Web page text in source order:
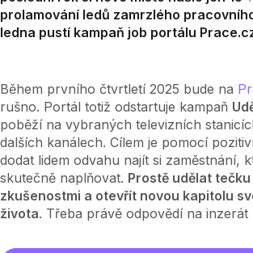
prolamování ledů zamrzlého
ledna pustí kampaň job portálu
Během prvního čtvrtletí 2025 bude na
rušno. Portál totiž odstartuje kampaň
poběží na vybraných televizních
dalších kanálech. Cílem je pomocí
dodat lidem odvahu najít si zaměstnání,
skutečně naplňovat. Prostě udělat
zkušenostmi a otevřít novou kapitolu
života. Třeba právě odpovědí na inzerát